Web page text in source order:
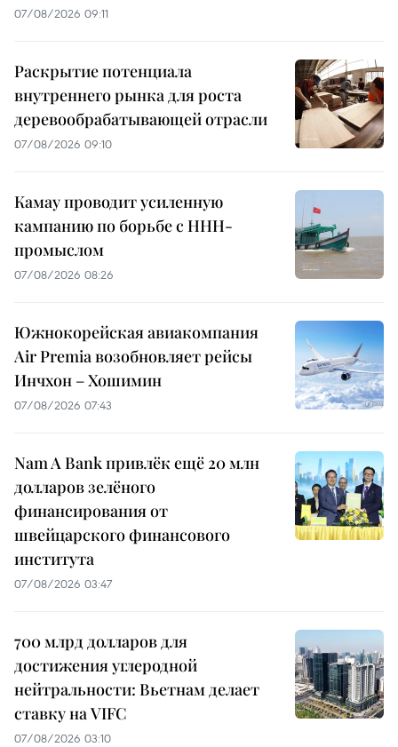
07/08/2026 09:11
Раскрытие потенциала
внутреннего рынка для роста
деревообрабатывающей отрасли
07/08/2026 09:10
Камау проводит усиленную
кампанию по борьбе с ННН-
промыслом
07/08/2026 08:26
Южнокорейская авиакомпания
Air Premia возобновляет рейсы
Инчхон – Хошимин
07/08/2026 07:43
Nam A Bank привлёк ещё 20 млн
долларов зелёного
финансирования от
швейцарского финансового
института
07/08/2026 03:47
700 млрд долларов для
достижения углеродной
нейтральности: Вьетнам делает
ставку на VIFC
07/08/2026 03:10